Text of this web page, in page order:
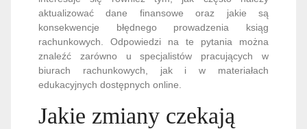
aktualizować dane finansowe oraz jakie są
konsekwencje błędnego prowadzenia ksiąg
rachunkowych. Odpowiedzi na te pytania można
znaleźć zarówno u specjalistów pracujących w
biurach rachunkowych, jak i w materiałach
edukacyjnych dostępnych online.
Jakie zmiany czekają